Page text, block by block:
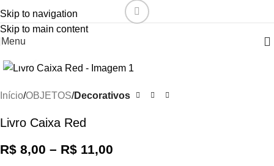
Skip to navigation
Skip to main content
Menu
Início OBJETOS Decorativos
Livro Caixa Red
R$ 8,00 – R$ 11,00